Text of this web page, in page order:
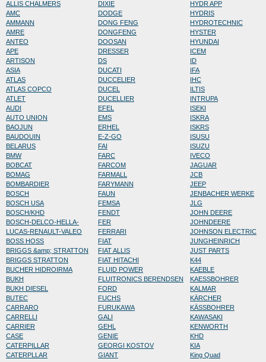
ALLIS CHALMERS
AMC
AMMANN
AMRE
ANTEO
APE
ARTISON
ASIA
ATLAS
ATLAS COPCO
ATLET
AUDI
AUTO UNION
BAOJUN
BAUDOUIN
BELARUS
BMW
BOBCAT
BOMAG
BOMBARDIER
BOSCH
BOSCH USA
BOSCH/KHD
BOSCH-DELCO-HELLA-
LUCAS-RENAULT-VALEO
BOSS HOSS
BRIGGS &amp; STRATTON
BRIGGS STRATTON
BUCHER HIDROIRMA
BUKH
BUKH DIESEL
BUTEC
CARRARO
CARRELLI
CARRIER
CASE
CATERPILLAR
CATERPLLAR
DIXIE
DODGE
DONG FENG
DONGFENG
DOOSAN
DRESSER
DS
DUCATI
DUCCELIER
DUCEL
DUCELLIER
EFEL
EMS
ERHEL
E-Z-GO
FAI
FARC
FARCOM
FARMALL
FARYMANN
FAUN
FEMSA
FENDT
FER
FERRARI
FIAT
FIAT ALLIS
FIAT HITACHI
FLUID POWER
FLUITRONICS BERENDSEN
FORD
FUCHS
FURUKAWA
GALI
GEHL
GENIE
GEORGI KOSTOV
GIANT
HYDR APP
HYDRIS
HYDROTECHNIC
HYSTER
HYUNDAI
ICEM
ID
IFA
IHC
ILTIS
INTRUPA
ISEKI
ISKRA
ISKRS
ISUSU
ISUZU
IVECO
JAGUAR
JCB
JEEP
JENBACHER WERKE
JLG
JOHN DEERE
JOHNDEERE
JOHNSON ELECTRIC
JUNGHEINRICH
JUST PARTS
K44
KAEBLE
KAESSBOHRER
KALMAR
KÄRCHER
KÄSSBOHRER
KAWASAKI
KENWORTH
KHD
KIA
King Quad